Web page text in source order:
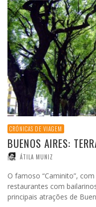
CRÓNICAS DE VIAGEM
BUENOS AIRES:
ÁTILA MUNIZ
O famoso “Caminito”,
restaurantes com
principais atrações de